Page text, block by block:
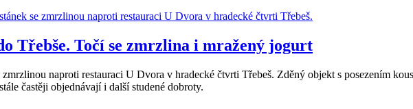
Třebše. Točí se zmrzlina i mražený jogurt
naproti restauraci U Dvora v hradecké čtvrti Třebeš. Zděný objekt s posezením
častěji objednávají i další studené dobroty.